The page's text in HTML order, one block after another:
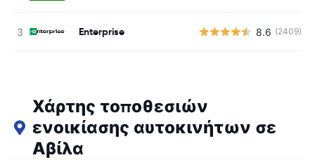
Enterprise 8.6 (2409)
Χάρτης τοποθεσιών
ενοικίασης αυτοκινήτων σε
Αβίλα